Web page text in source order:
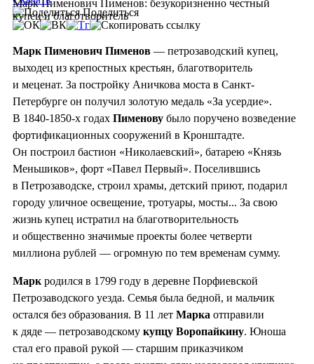
Марк Пименович Пименов: безукоризненно честный
купец и благотворитель
Поделиться
Марк Пименович Пименов — петрозаводский купец,
выходец из крепостных крестьян, благотворитель
и меценат. За постройку Аничкова моста в Санкт-
Петербурге он получил золотую медаль «За усердие».
В 1840-1850-х годах Пименову было поручено возведение
фортификационных сооружений в Кронштадте.
Он построил бастион «Николаевский», батарею «Князь
Меньшиков», форт «Павел Первый». Поселившись
в Петрозаводске, строил храмы, детский приют, подарил
городу уличное освещение, тротуары, мосты... За свою
жизнь купец истратил на благотворительность
и общественно значимые проекты более четверти
миллиона рублей — огромную по тем временам сумму.
Маркродился в 1799 году в деревне Порфиевской
Петрозаводского уезда. Семья была бедной, и мальчик
остался без образования. В 11 лет Марка отправили
к дяде — петрозаводскому купцу Воропайкину. Юноша
стал его правой рукой — старшим приказчиком